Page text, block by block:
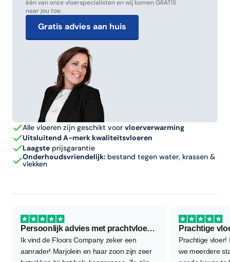
één van onze vloerspecialisten en wij komen GRATIS
naar jou toe.
Gratis advies aan huis
Alle vloeren zijn geschikt voor vloerverwarming
Uitsluitend A-merk kwaliteitsvloeren
Laagste prijsgarantie
Onderhoudsvriendelijk: bestand tegen water, krassen &
vlekken
Persoonlijk advies met prachtvloer als resultaat
Ik vind de Floors Company zeker een
aanrader! Marjolein en haar zoon zijn zeer
Prachtige
Prachtige vloer!
we meerdere